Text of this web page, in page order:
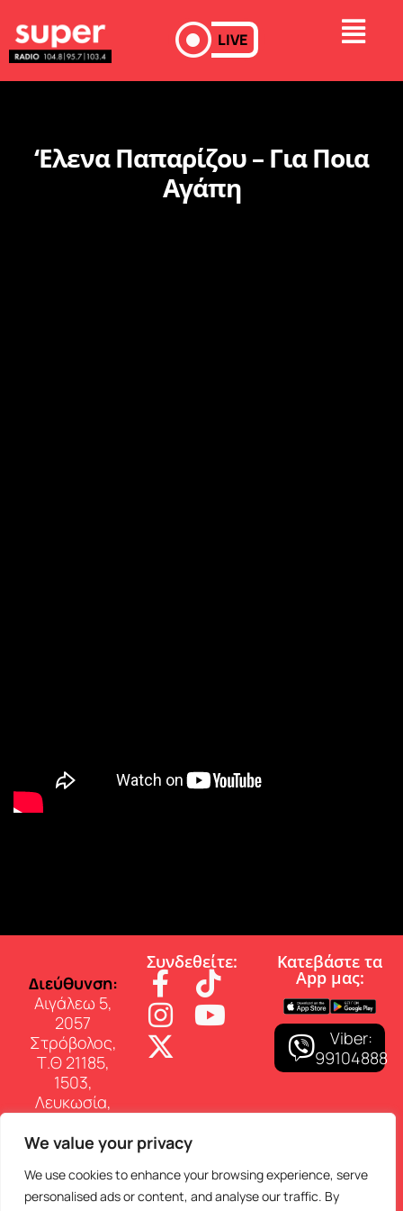
We value your privacy
We use cookies to enhance your browsing experience, serve
personalised ads or content, and analyse our traffic. By
LIVE
‘Ελενα Παπαρίζου – Για Ποια
Αγάπη
∆ιεύθυνση:
Αιγάλεω 5,
2057
Στρόβολος,
Τ.Θ 21185,
1503,
Λευκωσία,
Επικοινωνία:
Τηλ: 22 460
150
Συνδεθείτε: Κατεβάστε τα
App µας:
Viber:
99104888